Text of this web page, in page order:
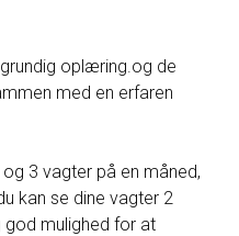
oplæring.og de
med en erfaren
3 vagter på en måned,
kan se dine vagter 2
god mulighed for at